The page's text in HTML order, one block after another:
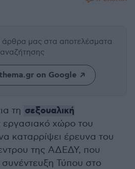
άρθρα μας στα αποτελέσματα
αναζήτησης
on Google
τη σεξουαλική
εργασιακό χώρο του
καταρρίψει έρευνα του
της ΑΔΕΔΥ, που
Τύπου στο